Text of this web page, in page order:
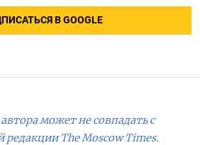
В GOOGLE
может не совпадать с
редакции The Moscow Times.